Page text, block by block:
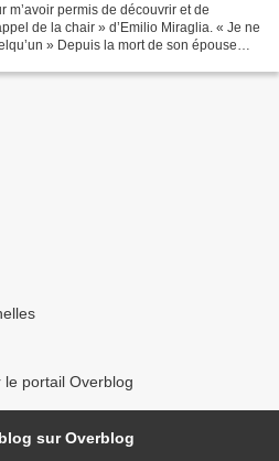
m’avoir permis de découvrir et de
de la chair » d’Emilio Miraglia. « Je ne
» Depuis la mort de son épouse
le portail Overblog
sur Overblog